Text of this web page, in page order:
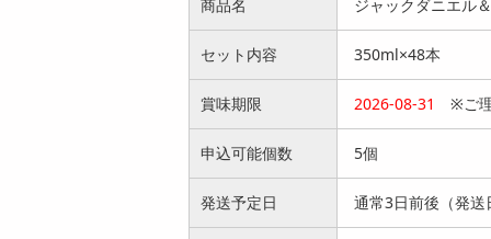
商品名 ジャックダニエル
セット内容 350ml×48本
賞味期限 2026-08-31 ※ご理
申込可能個数 5個
発送予定日 通常3日前後（発